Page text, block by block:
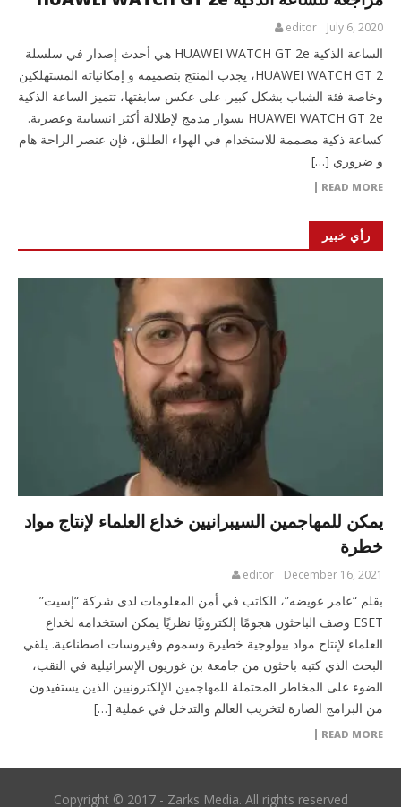
July 6, 2020
editor
الساعة الذكية HUAWEI WATCH GT 2e هي أحدث إصدار في سلسلة
HUAWEI WATCH GT 2، يجذب المنتج بتصميمه و إمكانياته المستهلكين
وخاصة فئة الشباب بشكل كبير. على عكس سابقتها، تتميز الساعة الذكية
HUAWEI WATCH GT 2e بسوار مدمج لإطلالة أكثر انسيابية وعصرية.
كساعة ذكية مصممة للاستخدام في الهواء الطلق، فإن عنصر الراحة هام
و ضروري […]
READ MORE
رأي خبير
يمكن للمهاجمين السيبرانيين خداع العلماء لإنتاج مواد
خطرة
December 16, 2021
editor
بقلم “عامر عويضه”، الكاتب في أمن المعلومات لدى شركة “إسيت”
ESET وصف الباحثون هجومًا إلكترونيًا نظريًا يمكن استخدامه لخداع
العلماء لإنتاج مواد بيولوجية خطيرة وسموم وفيروسات اصطناعية. يلقي
البحث الذي كتبه باحثون من جامعة بن غوريون الإسرائيلية في النقب،
الضوء على المخاطر المحتملة للمهاجمين الإلكترونيين الذين يستفيدون
من البرامج الضارة لتخريب العالم والتدخل في عملية […]
READ MORE
Copyright © 2017 - Zarks Media. All rights reserved